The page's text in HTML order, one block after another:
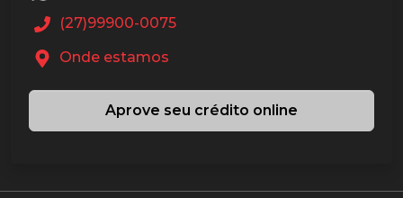
(27)99900-0075
Onde estamos
Aprove seu crédito online